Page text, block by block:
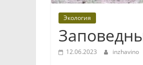
Экология
12.06.2023 inzhavino